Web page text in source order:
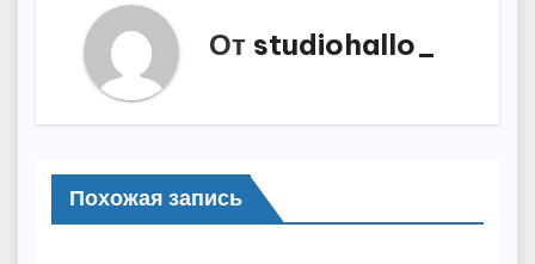
От studiohallo_
Похожая запись